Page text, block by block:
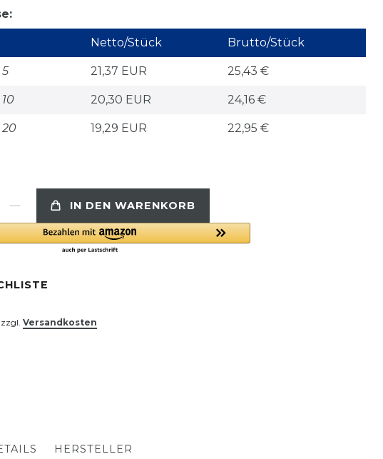
Netto/Stück Brutto/Stück
21,37 EUR 25,43 €
20,30 EUR 24,16 €
20 19,29 EUR 22,95 €
IN DEN WARENKORB
Versandkosten
HERSTELLER